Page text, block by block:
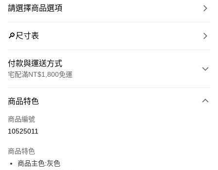
請選擇商品選項
🔎尺寸表
付款與運送方式
宅配滿NT$1,800免運
信用卡一次付款
LINE Pay
街口支付
商品特色
商品編號
10525011
商品特色
商品主色:灰色